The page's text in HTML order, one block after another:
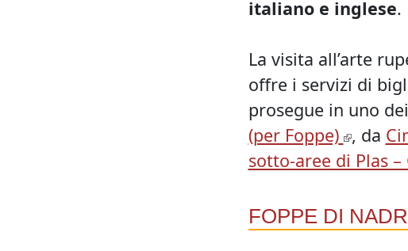
italiano e inglese.
La visita all’arte
offre i servizi di
prosegue in uno
(per Foppe) , da
sotto-aree di Plas
FOPPE DI